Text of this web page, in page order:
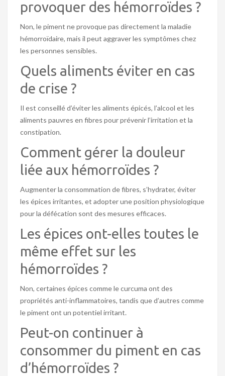
provoquer des hémorroïdes ?
Non, le piment ne provoque pas directement la maladie
hémorroïdaire, mais il peut aggraver les symptômes chez
les personnes sensibles.
Quels aliments éviter en cas
de crise ?
Il est conseillé d’éviter les aliments épicés, l’alcool et les
aliments pauvres en fibres pour prévenir l’irritation et la
constipation.
Comment gérer la douleur
liée aux hémorroïdes ?
Augmenter la consommation de fibres, s’hydrater, éviter
les épices irritantes, et adopter une position physiologique
pour la défécation sont des mesures efficaces.
Les épices ont-elles toutes le
même effet sur les
hémorroïdes ?
Non, certaines épices comme le curcuma ont des
propriétés anti-inflammatoires, tandis que d’autres comme
le piment ont un potentiel irritant.
Peut-on continuer à
consommer du piment en cas
d’hémorroïdes ?